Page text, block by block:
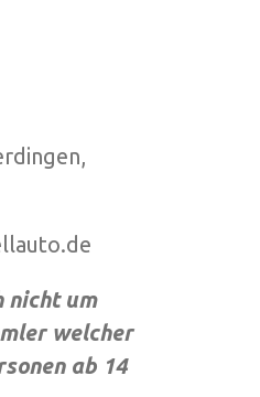
nicht um
welcher
ab 14